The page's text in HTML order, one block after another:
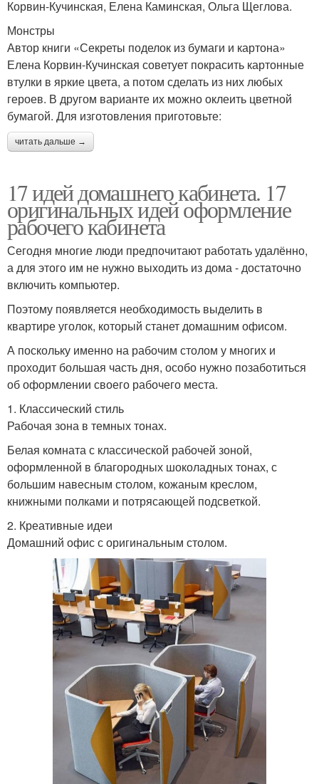
Корвин-Кучинская, Елена Каминская, Ольга Щеглова.
Монстры
Автор книги «Секреты поделок из бумаги и картона»
Елена Корвин-Кучинская советует покрасить картонные
втулки в яркие цвета, а потом сделать из них любых
героев. В другом варианте их можно оклеить цветной
бумагой. Для изготовления приготовьте:
читать дальше →
17 идей домашнего кабинета. 17
оригинальных идей оформление
рабочего кабинета
Сегодня многие люди предпочитают работать удалённо,
а для этого им не нужно выходить из дома - достаточно
включить компьютер.
Поэтому появляется необходимость выделить в
квартире уголок, который станет домашним офисом.
А поскольку именно на рабочим столом у многих и
проходит большая часть дня, особо нужно позаботиться
об оформлении своего рабочего места.
1. Классический стиль
Рабочая зона в темных тонах.
Белая комната с классической рабочей зоной,
оформленной в благородных шоколадных тонах, с
большим навесным столом, кожаным креслом,
книжными полками и потрясающей подсветкой.
2. Креативные идеи
Домашний офис с оригинальным столом.